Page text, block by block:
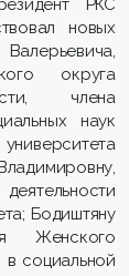
РКС
новых
округа
члена
наук
Бодиштяну
Женского
социальной